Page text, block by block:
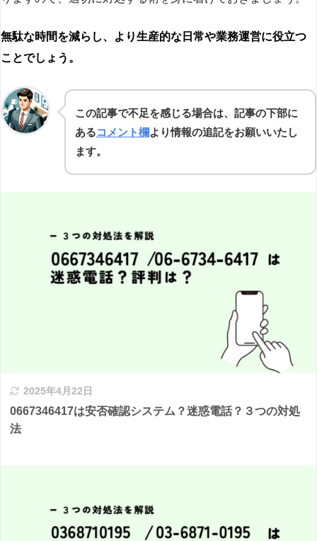
無駄な時間を減らし、より生産的な日常や業務運営に役立つ
ことでしょう。
この記事で不足を感じる場合は、記事の下部に
あるコメント欄より情報の追記をお願いいたし
ます。
2025年4月22日
0667346417は安否確認システム？迷惑電話？３つの対処
法